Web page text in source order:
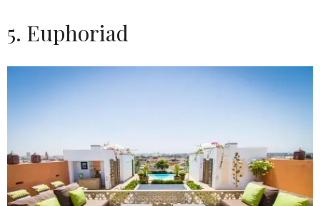
5. Euphoriad